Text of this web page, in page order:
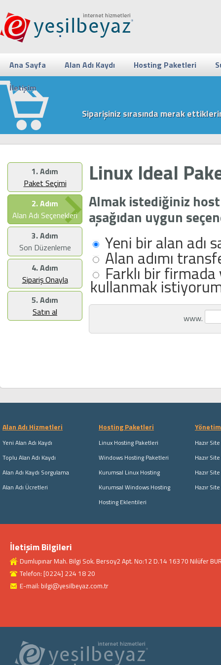
Ana Sayfa Alan Adı Kaydı Hosting Paketleri
İletişim
Siparişiniz sırasında merak
1. Adım
Paket Seçimi
2. Adım
Alan Adı Seçenekleri
3. Adım
Son Düzenleme
4. Adım
Sipariş Onayla
5. Adım
Satın al
Linux Ideal
Almak istediğiniz
aşağıdan uygun
Yeni bir alan adı
Alan adımı
Farklı bir firmada
kullanmak
www.
Alan Adı Hizmetleri
Yeni Alan Adı Kaydı
Toplu Alan Adı Kaydı
Alan Adı Kaydı Sorgulama
Alan Adı Ücretleri
Hosting Paketleri
Linux Hosting Paketleri
Windows Hosting Paketleri
Kurumsal Linux Hosting
Kurumsal Windows Hosting
Hosting Eklentileri
Hazır
Hazır
Hazır
Hazır
İletişim Bilgileri
Dumlupınar Mah. Bilgi Sok. Bersoy2 Apt. No:12 D.14 16370 Nilüfer
Telefon: [0224] 224 18 20
E-mail: bilgi@yesilbeyaz.com.tr